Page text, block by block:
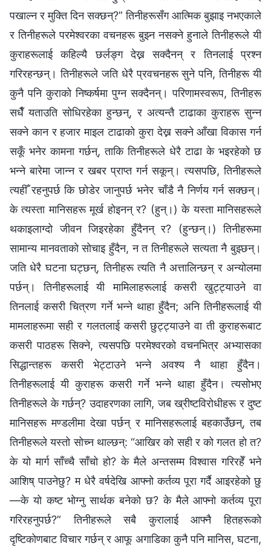
पखाल्न र मुक्ति दिन सक्छन्?” तिनीहरूसँग आत्मिक बुझाइ नभएकाले
र तिनीहरूले परमेश्‍वरका वचनहरू बुझ्न नसक्ने हुनाले तिनीहरूले यी
कुराहरूलाई कहिल्यै छर्लङ्ग देख्न सक्दैनन् र तिनलाई प्रश्न
गरिरहन्छन्। तिनीहरूले जति धेरै प्रवचनहरू सुने पनि, तिनीहरू यी
कुनै पनि कुराको निष्कर्षमा पुग्न सक्दैनन्। परिणामस्वरूप, तिनीहरू
सधैँ यताउति सोधिरहेका हुन्छन्, र अत्यन्तै टाढाका कुराहरू सुन्न
सक्ने कान र हजार माइल टाढाको कुरा देख्न सक्ने आँखा विकास गर्न
सकूँ भनेर कामना गर्छन्, ताकि तिनीहरूले धेरै टाढा के भइरहेको छ
भन्ने बारेमा जान्न र खबर प्राप्त गर्न सकून्। त्यसपछि, तिनीहरूले
त्यहीँ रहनुपर्छ कि छोडेर जानुपर्छ भनेर चाँडै नै निर्णय गर्न सक्छन्।
के त्यस्ता मानिसहरू मूर्ख होइनन् र? (हुन्।) के यस्ता मानिसहरूले
थकाइलाग्दो जीवन जिइरहेका हुँदैनन् र? (हुन्छन्।) तिनीहरूमा
सामान्य मानवताको सोचाइ हुँदैन, न त तिनीहरूले सत्यता नै बुझ्छन्।
जति धेरै घटना घट्छन्, तिनीहरू त्यति नै अत्तालिन्छन् र अन्योलमा
पर्छन्। तिनीहरूलाई यी मामिलाहरूलाई कसरी खुट्ट्याउने वा
तिनलाई कसरी चित्रण गर्ने भन्ने थाहा हुँदैन; अनि तिनीहरूलाई यी
मामलाहरूमा सही र गलतलाई कसरी छुट्ट्याउने वा ती कुराहरूबाट
कसरी पाठहरू सिक्ने, त्यसपछि परमेश्‍वरको वचनभित्र अभ्यासका
सिद्धान्तहरू कसरी भेट्टाउने भन्ने अवश्य नै थाहा हुँदैन।
तिनीहरूलाई यी कुराहरू कसरी गर्ने भन्ने थाहा हुँदैन। त्यसोभए
तिनीहरूले के गर्छन्? उदाहरणका लागि, जब ख्रीष्टविरोधीहरू र दुष्ट
मानिसहरू मण्डलीमा देखा पर्छन् र मानिसहरूलाई बहकाउँछन्, तब
तिनीहरूले यस्तो सोच्न थाल्छन्: “आखिर को सही र को गलत हो त?
के यो मार्ग साँच्चै साँचो हो? के मैले अन्तसम्म विश्‍वास गरिरहेँ भने
आशिष् पाउनेछु? म धेरै वर्षदेखि आफ्नो कर्तव्य पूरा गर्दै आइरहेको छु
—के यो कष्ट भोग्नु सार्थक बनेको छ? के मैले आफ्नो कर्तव्य पूरा
गरिरहनुपर्छ?” तिनीहरूले सबै कुरालाई आफ्नै हितहरूको
दृष्टिकोणबाट विचार गर्छन् र आफू अगाडिका कुनै पनि मानिस, घटना,